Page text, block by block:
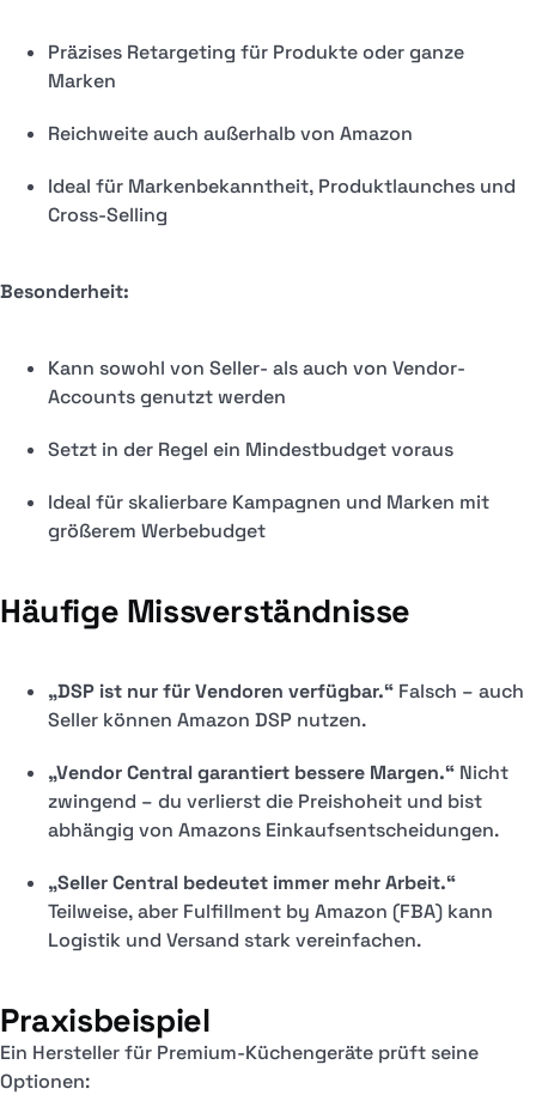
Präzises Retargeting für Produkte oder ganze
Marken
Reichweite auch außerhalb von Amazon
Ideal für Markenbekanntheit, Produktlaunches und
Cross-Selling
Besonderheit:
Kann sowohl von Seller- als auch von Vendor-
Accounts genutzt werden
Setzt in der Regel ein Mindestbudget voraus
Ideal für skalierbare Kampagnen und Marken mit
größerem Werbebudget
Häufige Missverständnisse
„DSP ist nur für Vendoren verfügbar.“ Falsch – auch
Seller können Amazon DSP nutzen.
„Vendor Central garantiert bessere Margen.“ Nicht
zwingend – du verlierst die Preishoheit und bist
abhängig von Amazons Einkaufsentscheidungen.
„Seller Central bedeutet immer mehr Arbeit.“
Teilweise, aber Fulfillment by Amazon (FBA) kann
Logistik und Versand stark vereinfachen.
Praxisbeispiel
Ein Hersteller für Premium-Küchengeräte prüft seine
Optionen: